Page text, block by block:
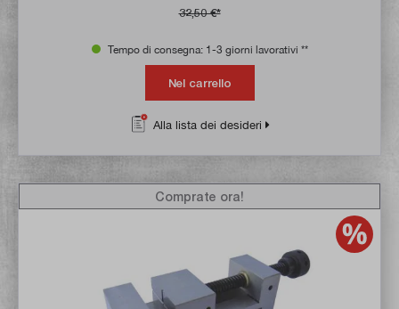
32,50 €*
Tempo di consegna: 1-3 giorni lavorativi **
Nel carrello
Alla lista dei desideri
Comprate ora!